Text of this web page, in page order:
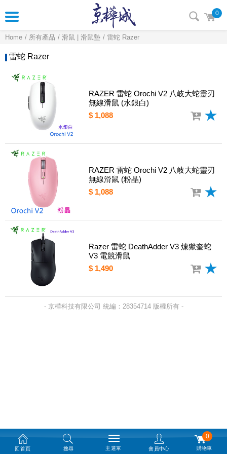
0
Home 所有產品 滑鼠 | 滑鼠墊 雷蛇 Razer
雷蛇 Razer
RAZER 雷蛇 Orochi V2 八岐大蛇靈刃
無線滑鼠 (水銀白)
$ 1,088
RAZER 雷蛇 Orochi V2 八岐大蛇靈刃
無線滑鼠 (粉晶)
$ 1,088
Razer 雷蛇 DeathAdder V3 煉獄奎蛇
V3 電競滑鼠
$ 1,490
- 京樺科技有限公司 統編：28354714 版權所有 -
回首頁 搜尋 主選單 會員中心
0
購物車